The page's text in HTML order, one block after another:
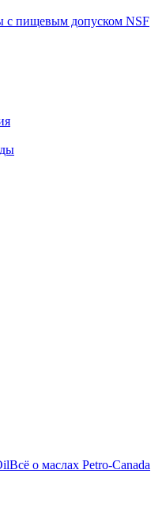
с пищевым допуском NSF
Всё о маслах Petro-Canada